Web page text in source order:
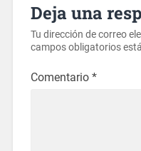
Deja una
Tu dirección de correo
campos obligatorios
Comentario *